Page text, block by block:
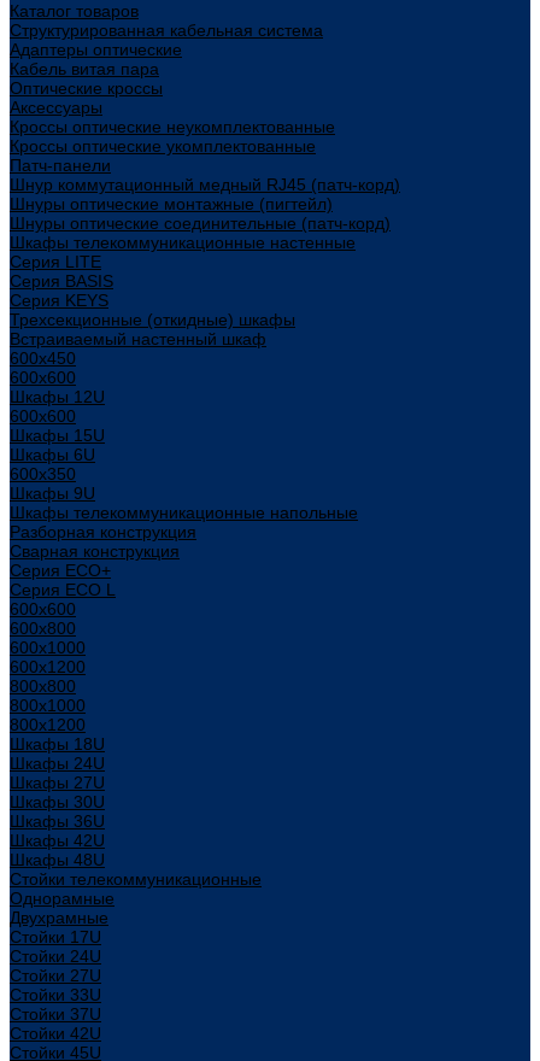
Каталог товаров
Структурированная кабельная система
Адаптеры оптические
Кабель витая пара
Оптические кроссы
Аксессуары
Кроссы оптические неукомплектованные
Кроссы оптические укомплектованные
Патч-панели
Шнур коммутационный медный RJ45 (патч-корд)
Шнуры оптические монтажные (пигтейл)
Шнуры оптические соединительные (патч-корд)
Шкафы телекоммуникационные настенные
Cерия LITE
Cерия BASIS
Cерия KEYS
Трехсекционные (откидные) шкафы
Встраиваемый настенный шкаф
600x450
600x600
Шкафы 12U
600x600
Шкафы 15U
Шкафы 6U
600x350
Шкафы 9U
Шкафы телекоммуникационные напольные
Разборная конструкция
Сварная конструкция
Серия ECO+
Серия ECO L
600x600
600x800
600х1000
600х1200
800x800
800х1000
800х1200
Шкафы 18U
Шкафы 24U
Шкафы 27U
Шкафы 30U
Шкафы 36U
Шкафы 42U
Шкафы 48U
Стойки телекоммуникационные
Однорамные
Двухрамные
Стойки 17U
Стойки 24U
Стойки 27U
Стойки 33U
Стойки 37U
Стойки 42U
Стойки 45U